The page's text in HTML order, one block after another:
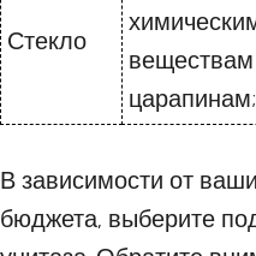
Стекло
царапинам;
В зависимости от
бюджета, выберите